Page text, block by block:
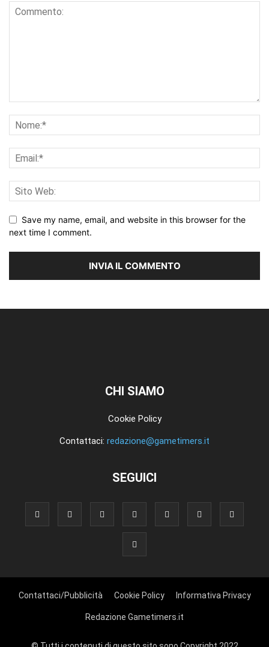
Save my name, email, and website in this browser for the
next time I comment.
CHI SIAMO
Cookie Policy
Contattaci: redazione@gametimers.it
SEGUICI
Contattaci/Pubblicità Cookie Policy Informativa Privacy
Redazione Gametimers.it